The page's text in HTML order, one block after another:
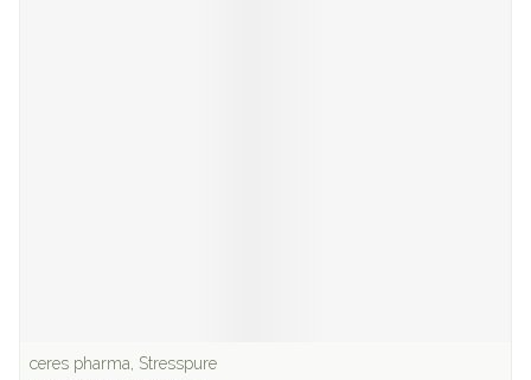
ceres pharma, Stresspure